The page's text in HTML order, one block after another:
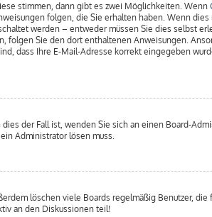
stimmen, dann gibt es zwei Möglichkeiten. Wenn
folgen, die Sie erhalten haben. Wenn
werden – entweder müssen Sie dies selbst
Sie den dort enthaltenen Anweisungen.
dass Ihre E-Mail-Adresse korrekt eingegeben
der Fall ist, wenden Sie sich an einen Board-
Administrator lösen muss.
löschen viele Boards regelmäßig Benutzer,
an den Diskussionen teil!